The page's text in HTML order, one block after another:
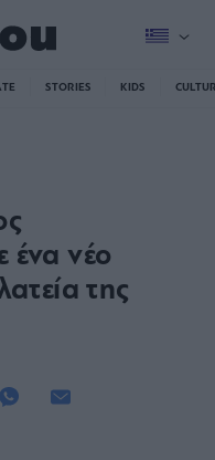
STORIES KIDS
ένα νέο
της